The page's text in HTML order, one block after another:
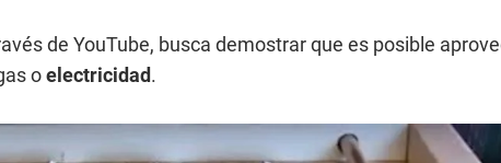
de YouTube, busca demostrar que es posible
oelectricidad.